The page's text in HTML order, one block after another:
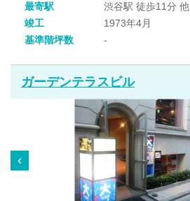
最寄駅
渋谷駅 徒歩11分 他
竣工
1973年4月
基準階坪数
-
ガーデンテラスビル